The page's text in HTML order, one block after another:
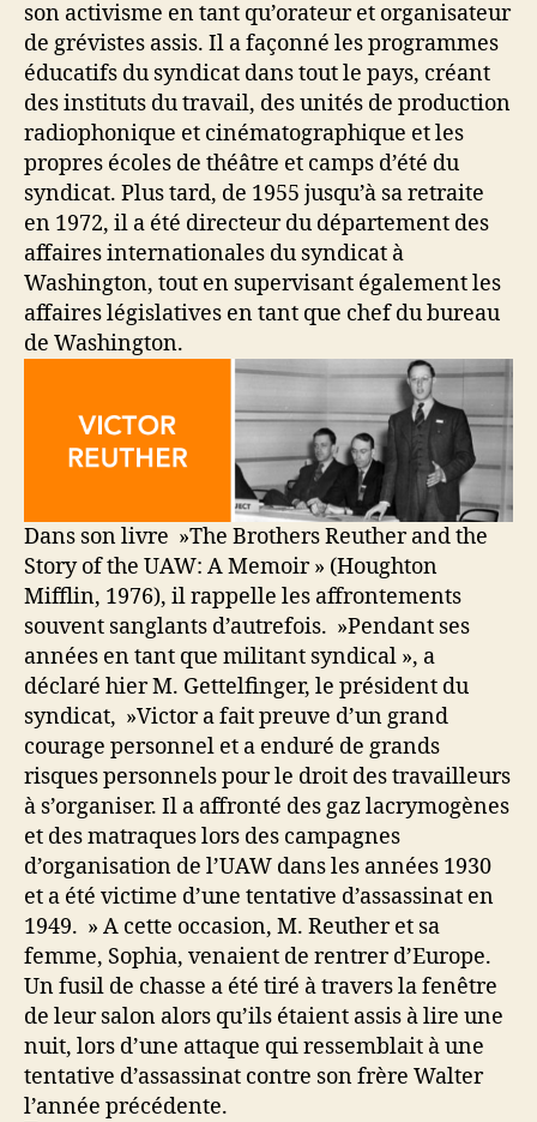
son activisme en tant qu’orateur et organisateur
de grévistes assis. Il a façonné les programmes
éducatifs du syndicat dans tout le pays, créant
des instituts du travail, des unités de production
radiophonique et cinématographique et les
propres écoles de théâtre et camps d’été du
syndicat. Plus tard, de 1955 jusqu’à sa retraite
en 1972, il a été directeur du département des
affaires internationales du syndicat à
Washington, tout en supervisant également les
affaires législatives en tant que chef du bureau
de Washington.
Dans son livre »The Brothers Reuther and the
Story of the UAW: A Memoir » (Houghton
Mifflin, 1976), il rappelle les affrontements
souvent sanglants d’autrefois. »Pendant ses
années en tant que militant syndical », a
déclaré hier M. Gettelfinger, le président du
syndicat, »Victor a fait preuve d’un grand
courage personnel et a enduré de grands
risques personnels pour le droit des travailleurs
à s’organiser. Il a affronté des gaz lacrymogènes
et des matraques lors des campagnes
d’organisation de l’UAW dans les années 1930
et a été victime d’une tentative d’assassinat en
1949. » A cette occasion, M. Reuther et sa
femme, Sophia, venaient de rentrer d’Europe.
Un fusil de chasse a été tiré à travers la fenêtre
de leur salon alors qu’ils étaient assis à lire une
nuit, lors d’une attaque qui ressemblait à une
tentative d’assassinat contre son frère Walter
l’année précédente.